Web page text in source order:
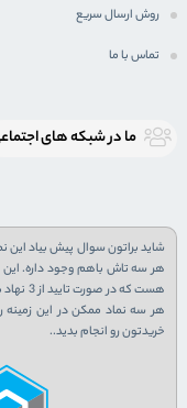
روش ارسال سریع
تماس با ما
ما در شبكه های
شاید براتون سوال پیش بیاد این
هر سه تاش باهم وجود داره. این
هر سه نماد ممکن در این
خریدتون رو انجام بدید..